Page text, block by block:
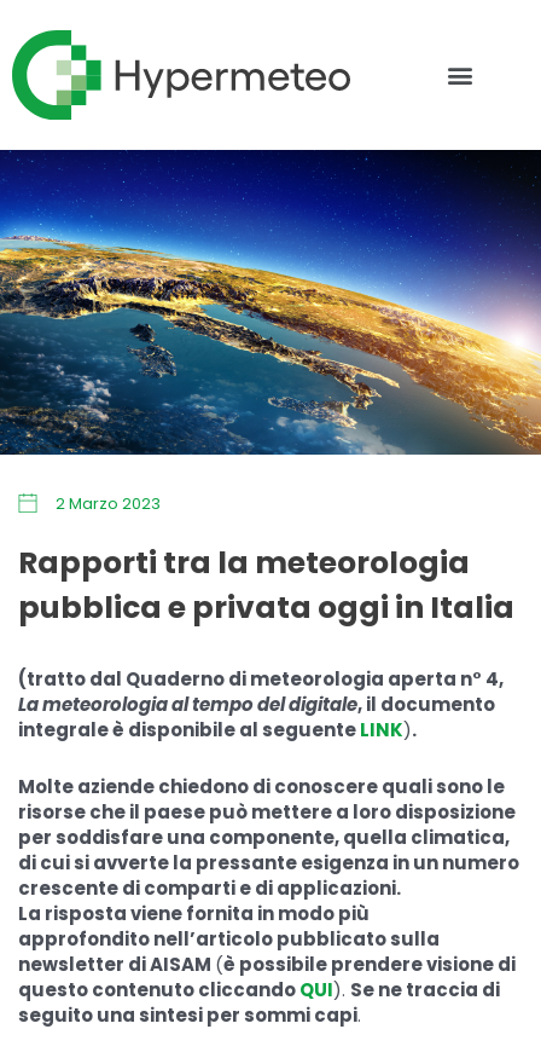
2 Marzo 2023
Rapporti tra la meteorologia
pubblica e privata oggi in Italia
(tratto dal Quaderno di meteorologia aperta n° 4,
La meteorologia al tempo del digitale, il documento
integrale è disponibile al seguenteLINK).
Molte aziende chiedono di conoscere quali sono le
risorse che il paese può mettere a loro disposizione
per soddisfare una componente, quella climatica,
di cui si avverte la pressante esigenza in un numero
crescente di comparti e di applicazioni.
La risposta viene fornita in modo più
approfondito nell’articolo pubblicato sulla
newsletter di AISAM (è possibile prendere visione di
questo contenuto cliccandoQUI). Se ne traccia di
seguito una sintesi per sommi capi.